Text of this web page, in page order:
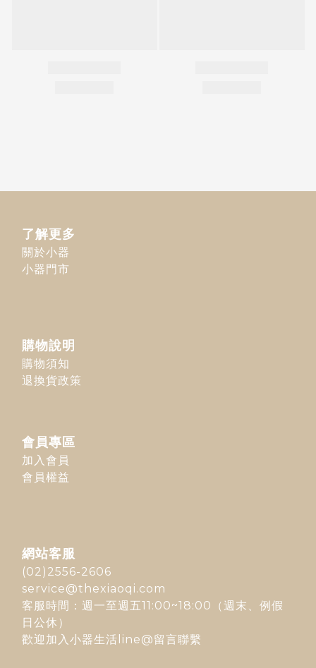
了解更多
關於小器
小器門市
購物說明
購物須知
退換貨政策
會員專區
加入會員
會員權益
網站客服
(02)2556-2606
service@thexiaoqi.com
客服時間：週一至週五11:00~18:00（週末、例假
日公休）
歡迎加入 小器生活line@留言聯繫